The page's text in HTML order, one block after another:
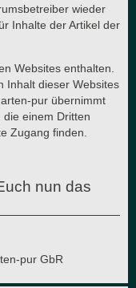
wieder
Inhalte der Artikel der
Websites enthalten.
Inhalt dieser Websites
pur übernimmt
einem Dritten
Zugang finden.
nun das
pur GbR